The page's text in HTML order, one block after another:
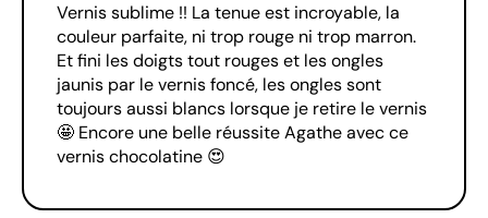
Vernis sublime !! La tenue est incroyable, la
couleur parfaite, ni trop rouge ni trop marron.
Et fini les doigts tout rouges et les ongles
jaunis par le vernis foncé, les ongles sont
toujours aussi blancs lorsque je retire le vernis
🤩 Encore une belle réussite Agathe avec ce
vernis chocolatine 😍